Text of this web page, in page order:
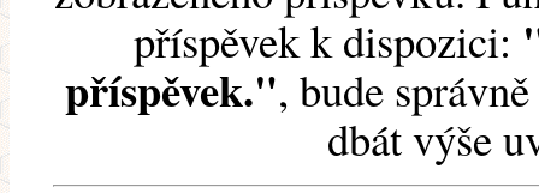
příspěvek k dispozici:
příspěvek.", bude
dbát výše